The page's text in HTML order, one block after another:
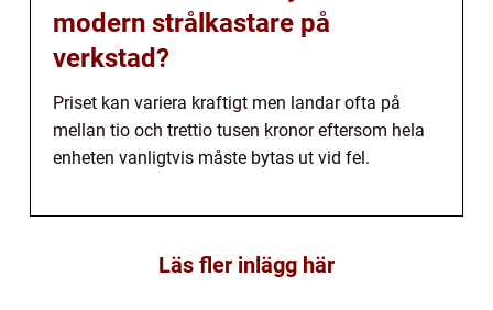
modern strålkastare på
verkstad?
Priset kan variera kraftigt men landar ofta på
mellan tio och trettio tusen kronor eftersom hela
enheten vanligtvis måste bytas ut vid fel.
Läs fler inlägg här